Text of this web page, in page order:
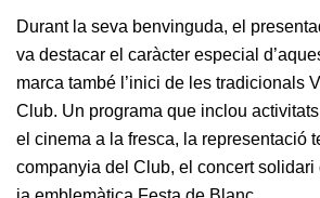
Escola de
tennis
Next Gen
Palmarès
equips
Llegendes
Jugadors
Durant la seva benvinguda, el
va destacar el caràcter especial
marca també l’inici de les tradicionals
Club. Un programa que inclou
el cinema a la fresca, la representació
companyia del Club, el concert